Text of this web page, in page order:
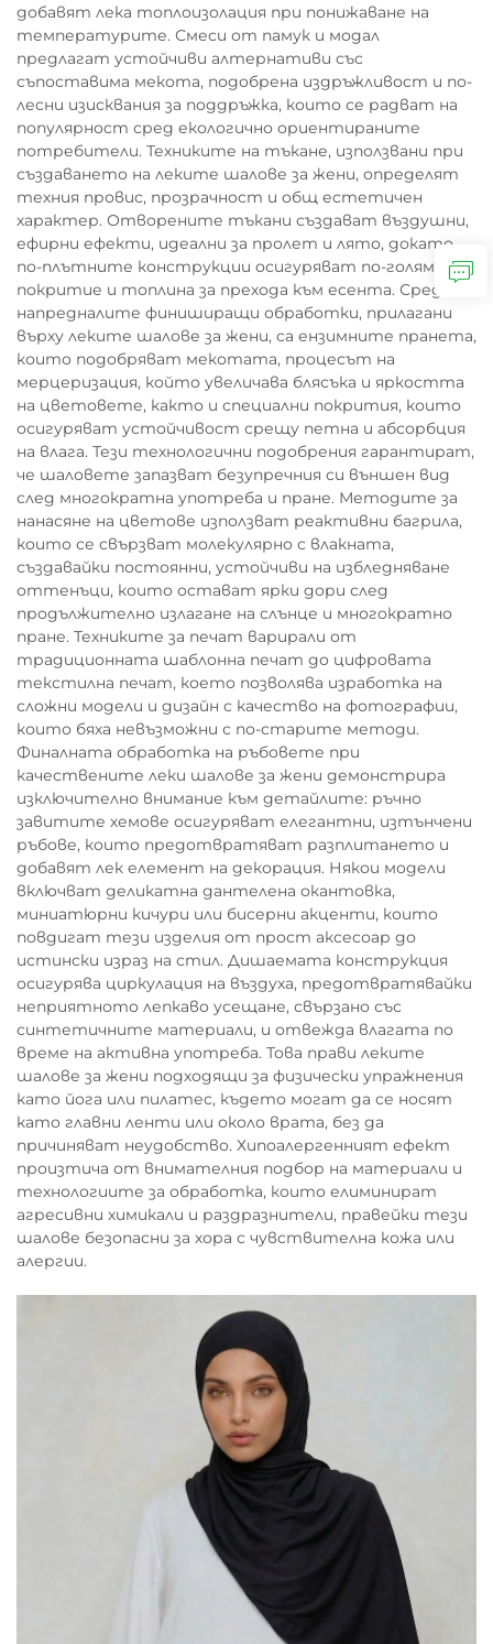
добавят лека топлоизолация при понижаване на
температурите. Смеси от памук и модал
предлагат устойчиви алтернативи със
съпоставима мекота, подобрена издръжливост и по-
лесни изисквания за поддръжка, които се радват на
популярност сред екологично ориентираните
потребители. Техниките на тъкане, използвани при
създаването на леките шалове за жени, определят
техния провис, прозрачност и общ естетичен
характер. Отворените тъкани създават въздушни,
ефирни ефекти, идеални за пролет и лято, докато
по-плътните конструкции осигуряват по-голямо
покритие и топлина за прехода към есента. Сред
напредналите финиширащи обработки, прилагани
върху леките шалове за жени, са ензимните пранета,
които подобряват мекотата, процесът на
мерцеризация, който увеличава блясъка и яркостта
на цветовете, както и специални покрития, които
осигуряват устойчивост срещу петна и абсорбция
на влага. Тези технологични подобрения гарантират,
че шаловете запазват безупречния си външен вид
след многократна употреба и пране. Методите за
нанасяне на цветове използват реактивни багрила,
които се свързват молекулярно с влакната,
създавайки постоянни, устойчиви на избледняване
оттенъци, които остават ярки дори след
продължително излагане на слънце и многократно
пране. Техниките за печат варирали от
традиционната шаблонна печат до цифровата
текстилна печат, което позволява изработка на
сложни модели и дизайн с качество на фотографии,
които бяха невъзможни с по-старите методи.
Финалната обработка на ръбовете при
качествените леки шалове за жени демонстрира
изключително внимание към детайлите: ръчно
завитите хемове осигуряват елегантни, изтънчени
ръбове, които предотвратяват разплитането и
добавят лек елемент на декорация. Някои модели
включват деликатна дантелена окантовка,
миниатюрни кичури или бисерни акценти, които
повдигат тези изделия от прост аксесоар до
истински израз на стил. Дишаемата конструкция
осигурява циркулация на въздуха, предотвратявайки
неприятното лепкаво усещане, свързано със
синтетичните материали, и отвежда влагата по
време на активна употреба. Това прави леките
шалове за жени подходящи за физически упражнения
като йога или пилатес, където могат да се носят
като главни ленти или около врата, без да
причиняват неудобство. Хипоалергенният ефект
произтича от внимателния подбор на материали и
технологиите за обработка, които елиминират
агресивни химикали и раздразнители, правейки тези
шалове безопасни за хора с чувствителна кожа или
алергии.